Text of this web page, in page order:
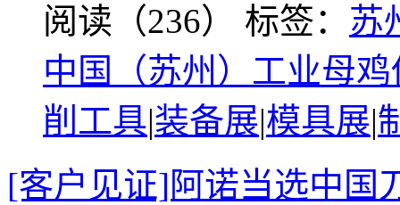
阅读（236） 标签： 苏
中国（苏州）工业母
削工具|装备展|模具展|
[客户见证]阿诺当选中国